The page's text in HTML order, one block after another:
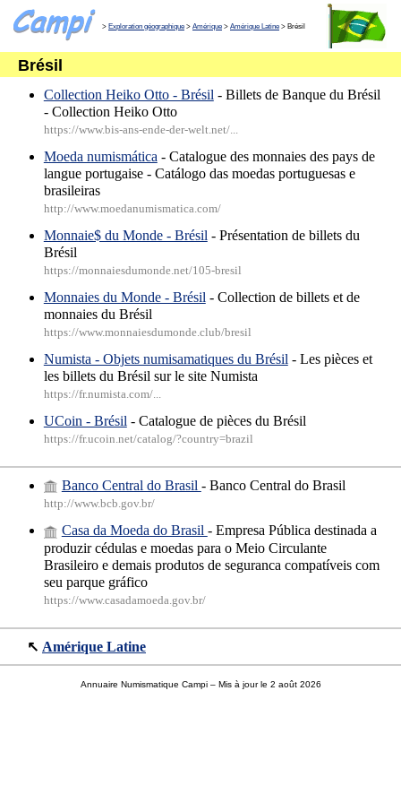
> Exploration géographique > Amérique > Amérique Latine > Brésil
Brésil
Collection Heiko Otto - Brésil - Billets de Banque du Brésil
- Collection Heiko Otto
https://www.bis-ans-ende-der-welt.net/...
Moeda numismática - Catalogue des monnaies des pays de
langue portugaise - Catálogo das moedas portuguesas e
brasileiras
http://www.moedanumismatica.com/
Monnaie$ du Monde - Brésil - Présentation de billets du
Brésil
https://monnaiesdumonde.net/105-bresil
Monnaies du Monde - Brésil - Collection de billets et de
monnaies du Brésil
https://www.monnaiesdumonde.club/bresil
Numista - Objets numisamatiques du Brésil - Les pièces et
les billets du Brésil sur le site Numista
https://fr.numista.com/...
UCoin - Brésil - Catalogue de pièces du Brésil
https://fr.ucoin.net/catalog/?country=brazil
Banco Central do Brasil - Banco Central do Brasil
http://www.bcb.gov.br/
Casa da Moeda do Brasil - Empresa Pública destinada a
produzir cédulas e moedas para o Meio Circulante
Brasileiro e demais produtos de seguranca compatíveis com
seu parque gráfico
https://www.casadamoeda.gov.br/
↖ Amérique Latine
Annuaire Numismatique Campi– Mis à jour le 2 août 2026